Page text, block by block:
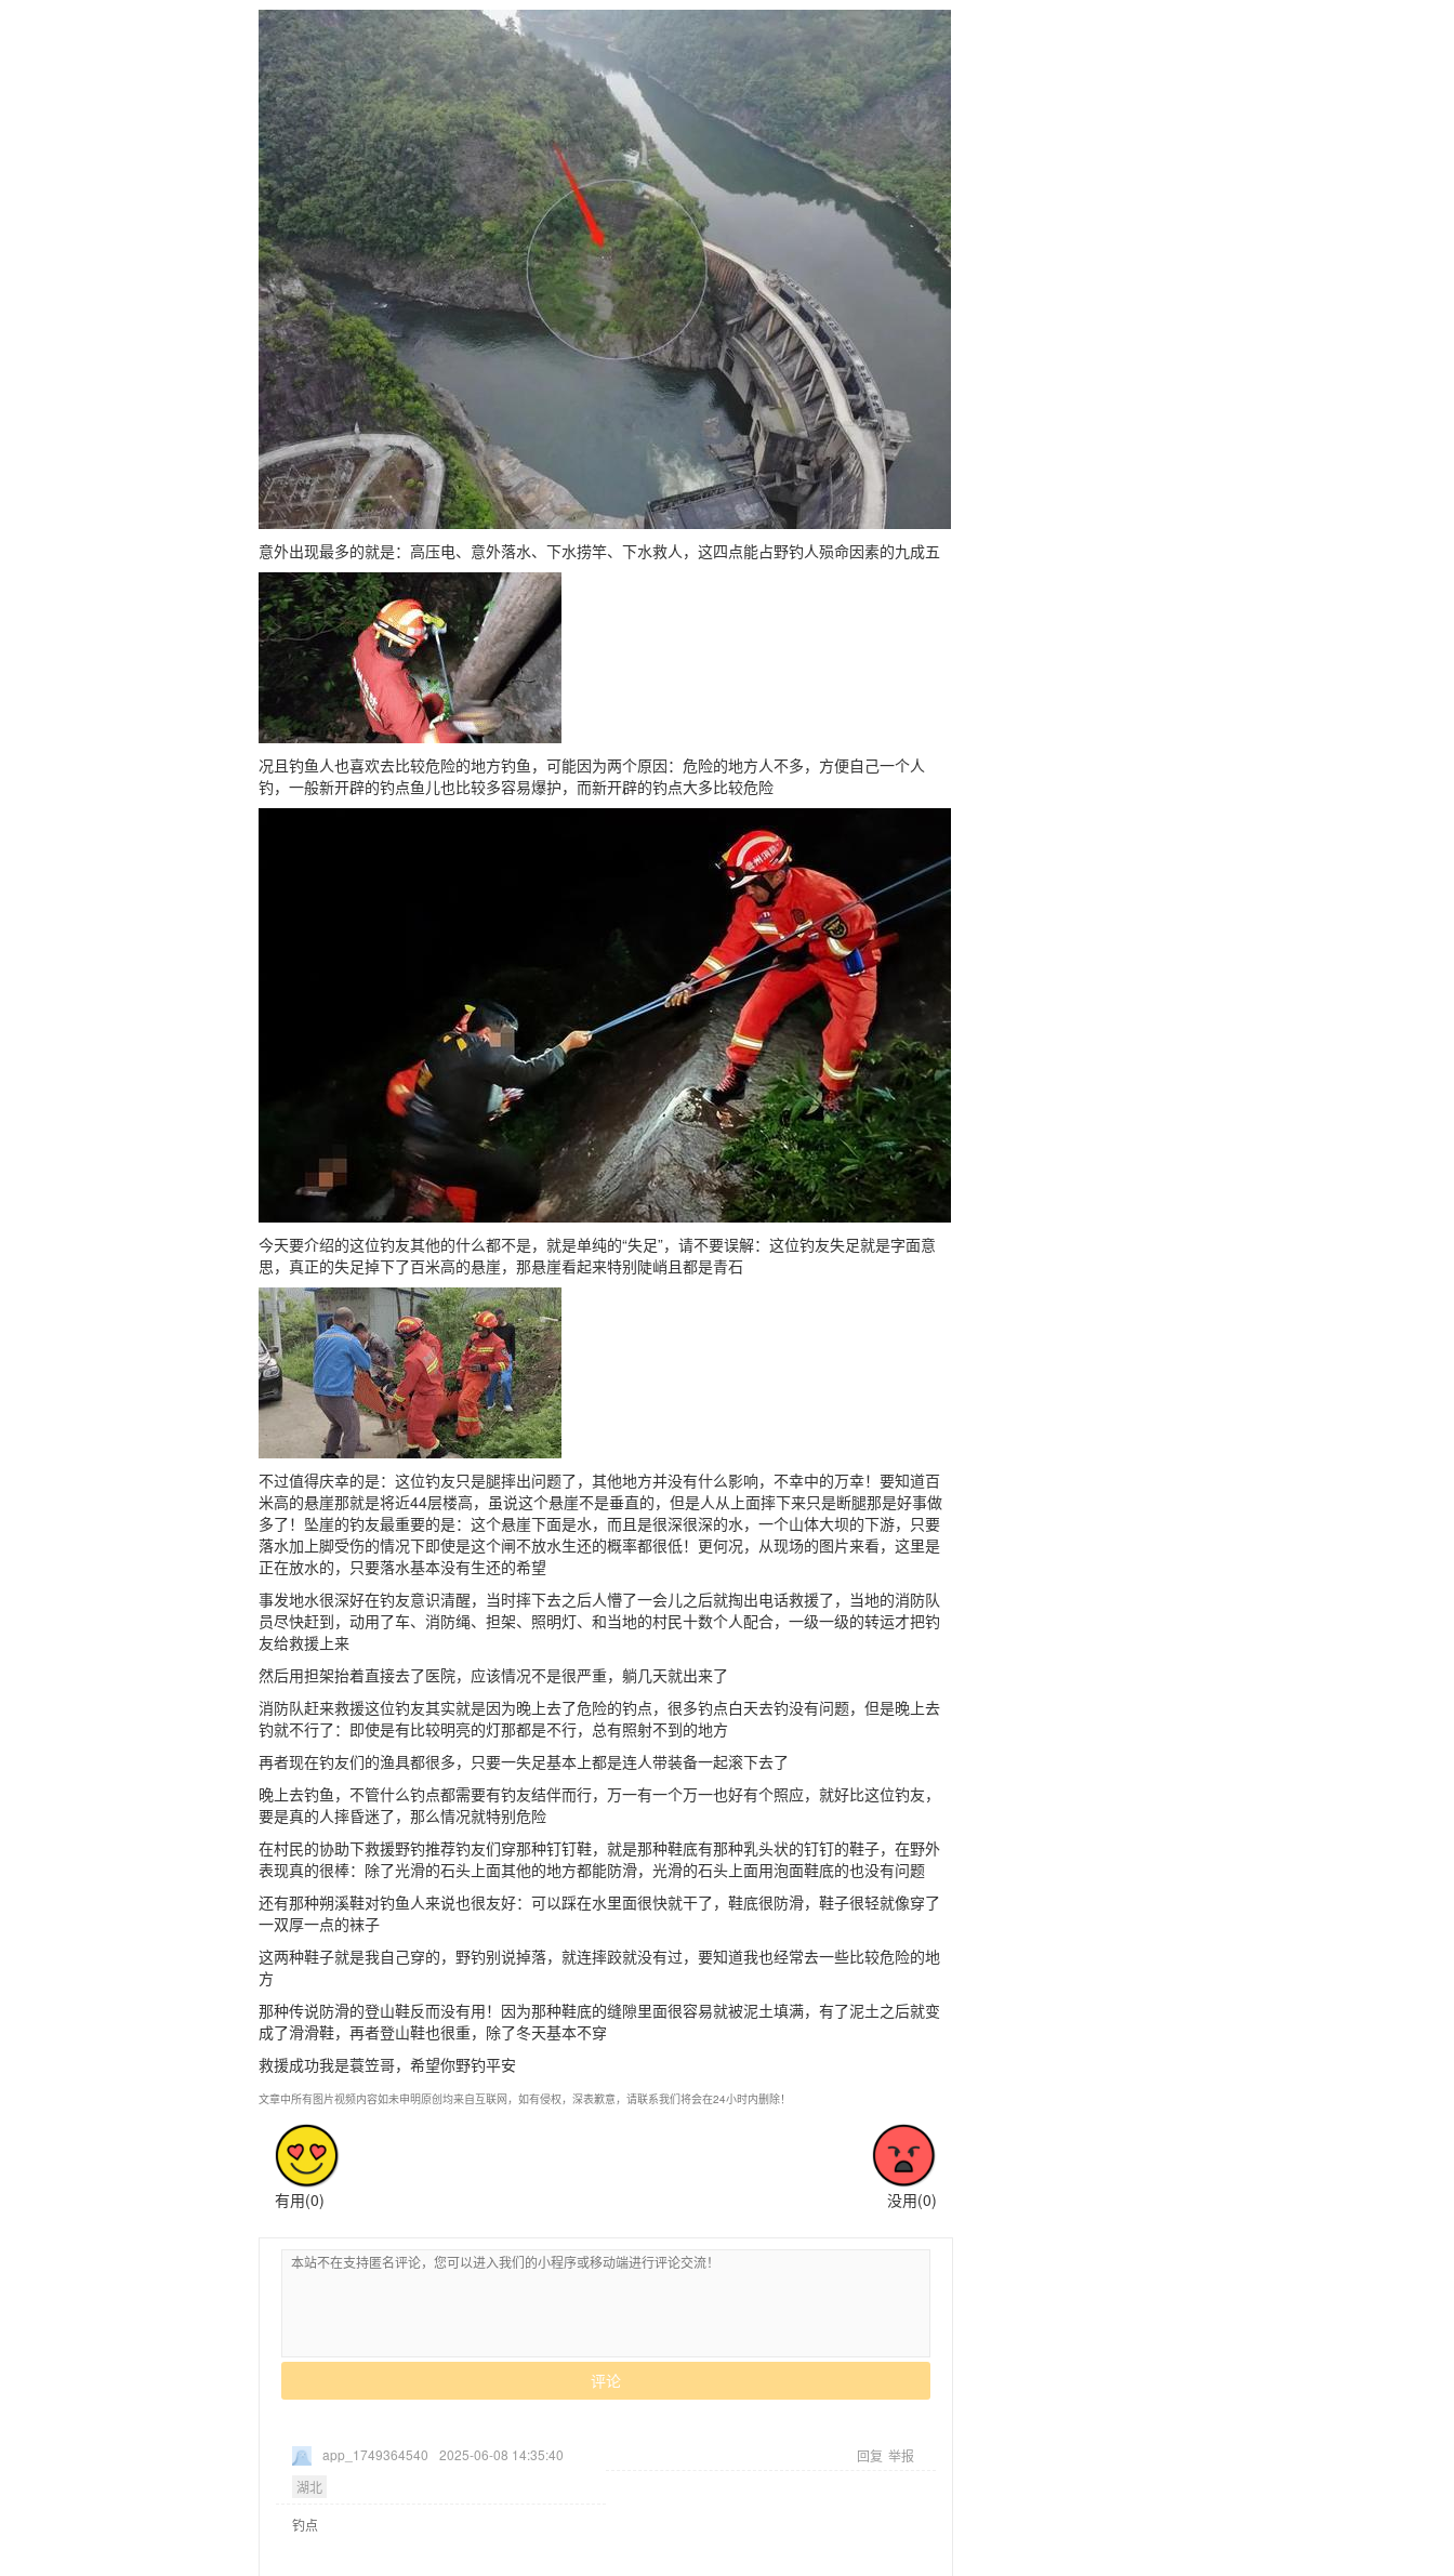
意外出现最多的就是：高压电、意外落水、下水捞竿、下水救人，这四点能占野钓人殒命因素的九成五
况且钓鱼人也喜欢去比较危险的地方钓鱼，可能因为两个原因：危险的地方人不多，方便自己一个人
钓，一般新开辟的钓点鱼儿也比较多容易爆护，而新开辟的钓点大多比较危险
今天要介绍的这位钓友其他的什么都不是，就是单纯的“失足”，请不要误解：这位钓友失足就是字面意
思，真正的失足掉下了百米高的悬崖，那悬崖看起来特别陡峭且都是青石
不过值得庆幸的是：这位钓友只是腿摔出问题了，其他地方并没有什么影响，不幸中的万幸！要知道百
米高的悬崖那就是将近44层楼高，虽说这个悬崖不是垂直的，但是人从上面摔下来只是断腿那是好事做
多了！坠崖的钓友最重要的是：这个悬崖下面是水，而且是很深很深的水，一个山体大坝的下游，只要
落水加上脚受伤的情况下即使是这个闸不放水生还的概率都很低！更何况，从现场的图片来看，这里是
正在放水的，只要落水基本没有生还的希望
事发地水很深好在钓友意识清醒，当时摔下去之后人懵了一会儿之后就掏出电话救援了，当地的消防队
员尽快赶到，动用了车、消防绳、担架、照明灯、和当地的村民十数个人配合，一级一级的转运才把钓
友给救援上来
然后用担架抬着直接去了医院，应该情况不是很严重，躺几天就出来了
消防队赶来救援这位钓友其实就是因为晚上去了危险的钓点，很多钓点白天去钓没有问题，但是晚上去
钓就不行了：即使是有比较明亮的灯那都是不行，总有照射不到的地方
再者现在钓友们的渔具都很多，只要一失足基本上都是连人带装备一起滚下去了
晚上去钓鱼，不管什么钓点都需要有钓友结伴而行，万一有一个万一也好有个照应，就好比这位钓友，
要是真的人摔昏迷了，那么情况就特别危险
在村民的协助下救援野钓推荐钓友们穿那种钉钉鞋，就是那种鞋底有那种乳头状的钉钉的鞋子，在野外
表现真的很棒：除了光滑的石头上面其他的地方都能防滑，光滑的石头上面用泡面鞋底的也没有问题
还有那种朔溪鞋对钓鱼人来说也很友好：可以踩在水里面很快就干了，鞋底很防滑，鞋子很轻就像穿了
一双厚一点的袜子
这两种鞋子就是我自己穿的，野钓别说掉落，就连摔跤就没有过，要知道我也经常去一些比较危险的地
方
那种传说防滑的登山鞋反而没有用！因为那种鞋底的缝隙里面很容易就被泥土填满，有了泥土之后就变
成了滑滑鞋，再者登山鞋也很重，除了冬天基本不穿
救援成功我是蓑笠哥，希望你野钓平安
文章中所有图片视频内容如未申明原创均来自互联网，如有侵权，深表歉意，请联系我们将会在24小时内删除！
有用(0) 没用(0)
评论
app_1749364540
2025-06-08 14:35:40
湖北
回复 举报
钓点